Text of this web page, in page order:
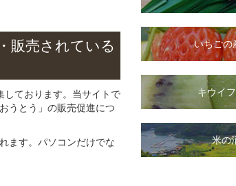
販売されている
しております。当サイトで
うとう」の販売促進につ
ます。パソコンだけでな
いちごの
キウイ
米の